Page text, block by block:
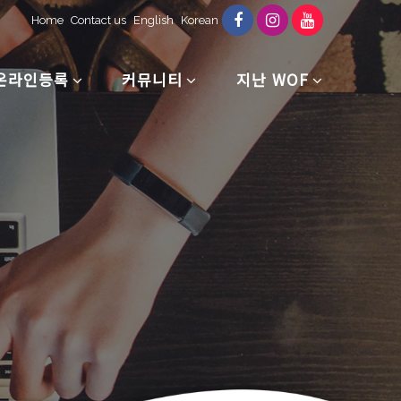
Home Contact us English Korean
라인등록 커뮤니티 지난 WOF